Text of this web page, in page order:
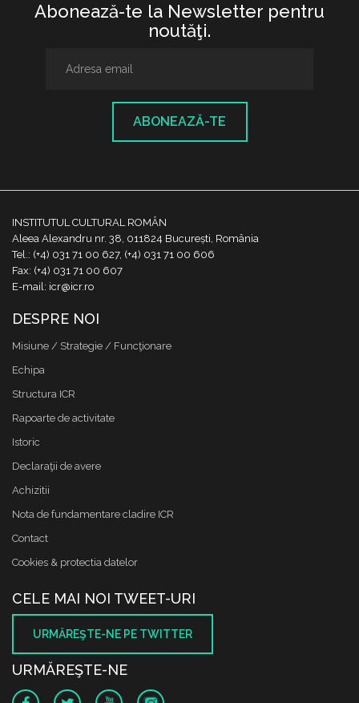
Abonează-te la Newsletter pentru
noutăţi.
ABONEAZĂ-TE
INSTITUTUL CULTURAL ROMÂN
Aleea Alexandru nr. 38, 011824 București, România
Tel.: (+4) 031 71 00 627, (+4) 031 71 00 606
Fax: (+4) 031 71 00 607
E-mail: icr@icr.ro
DESPRE NOI
Misiune / Strategie / Funcţionare
Echipa
Structura ICR
Rapoarte de activitate
Istoric
Declaraţii de avere
Achizitii
Nota de fundamentare cladire ICR
Contact
Cookies & protectia datelor
CELE MAI NOI TWEET-URI
URMĂREŞTE-NE PE TWITTER
URMĂREŞTE-NE